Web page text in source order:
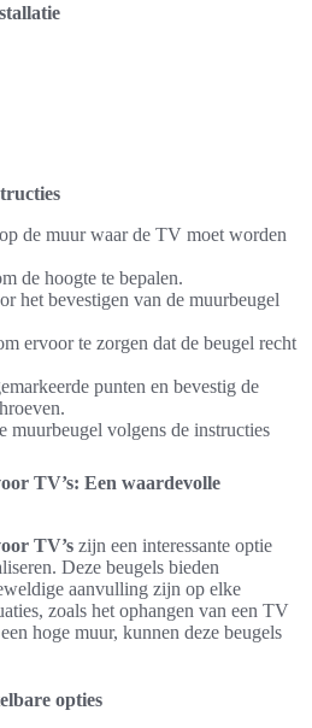
de muur waar de TV moet worden
de hoogte te bepalen.
het bevestigen van de muurbeugel
ervoor te zorgen dat de beugel recht
punten en bevestig de
muurbeugel volgens de instructies
TV’s: Een waardevolle
TV’s zijn een interessante optie
Deze beugels bieden
aanvulling zijn op elke
zoals het ophangen van een TV
hoge muur, kunnen deze beugels
opties